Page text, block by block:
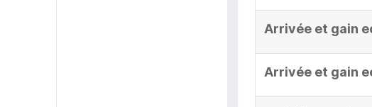
Arrivée et gain
Arrivée et gain